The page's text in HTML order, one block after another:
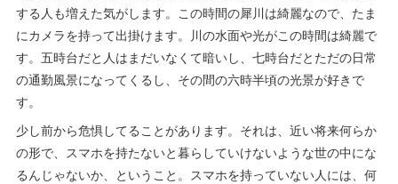
する人も増えた気がします。この時間の犀川は綺麗なので、たま
にカメラを持って出掛けます。川の水面や光がこの時間は綺麗で
す。五時台だと人はまだいなくて暗いし、七時台だとただの日常
の通勤風景になってくるし、その間の六時半頃の光景が好きで
す。
少し前から危惧してることがあります。それは、近い将来何らか
の形で、スマホを持たないと暮らしていけないような世の中にな
るんじゃないか、ということ。スマホを持っていない人には、何